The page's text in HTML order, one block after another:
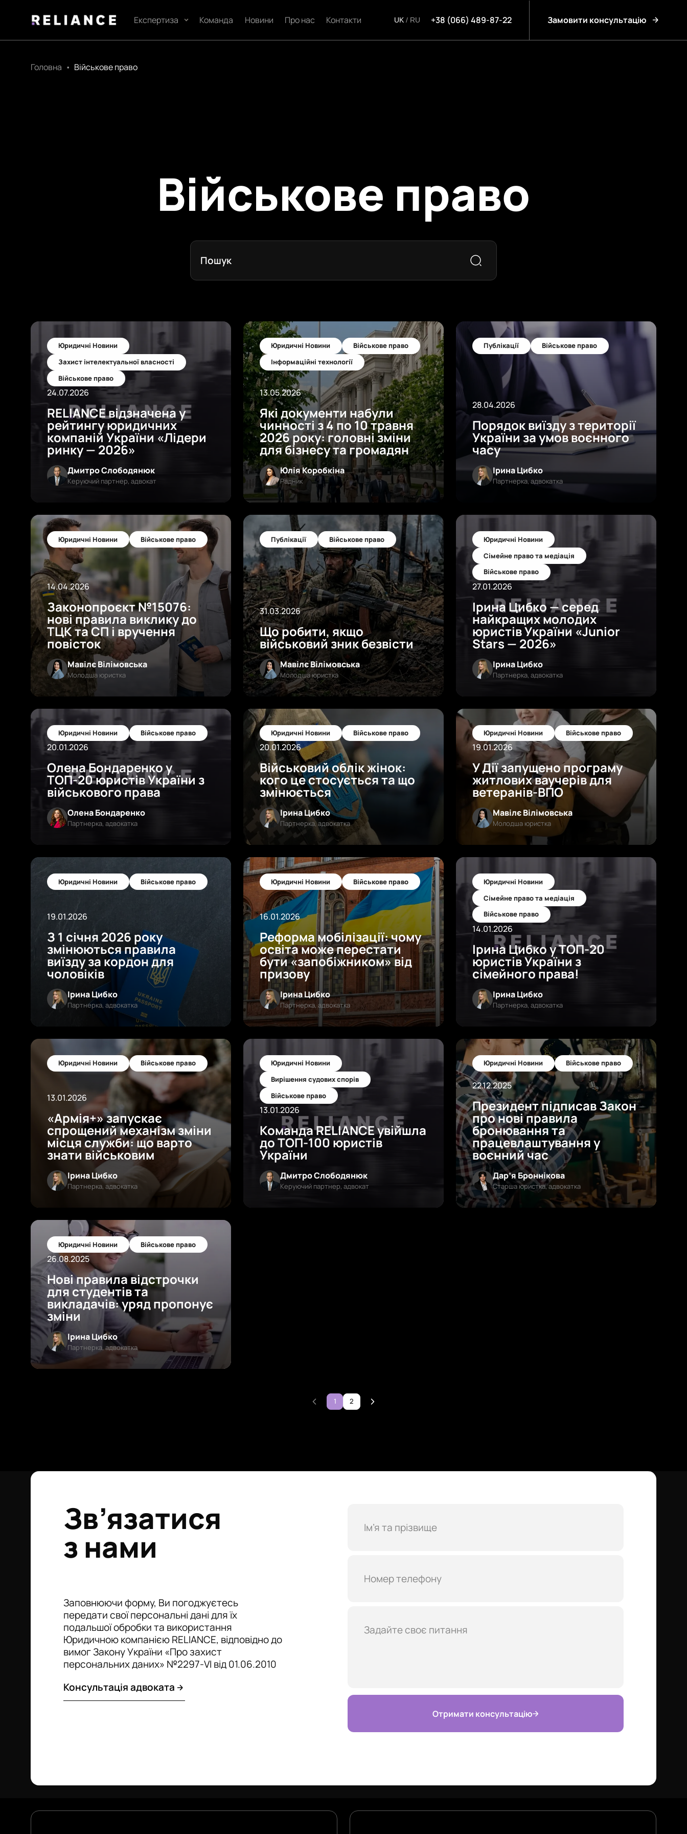
Експертиза Команда Новини Про нас Контакти UK / RU +38 (066) 489-87-22 Замовити консультацію
Головна • Військове право
Військове право
Пошук:
Юридичні Новини
Захист інтелектуальної власності
Військове право
24.07.2026
RELIANCE відзначена у
рейтингу юридичних
компаній України «Лідери
ринку — 2026»
Дмитро Слободянюк
Керуючий партнер, адвокат
Юридичні Новини
Військове право
Інформаційні технології
13.05.2026
Які документи набули
чинності з 4 по 10 травня
2026 року: головні зміни
для бізнесу та громадян
Юлія Коробкіна
Радник
Публікації Військове право
28.04.2026
Порядок виїзду з території
України за умов воєнного
часу
Ірина Цибко
Партнерка, адвокатка
Юридичні Новини Військове право
14.04.2026
Законопроєкт №15076:
нові правила виклику до
ТЦК та СП і вручення
повісток
Мавілє Вілімовська
Молодша юристка
Публікації Військове право
31.03.2026
Що робити, якщо
військовий зник безвісти
Мавілє Вілімовська
Молодша юристка
Юридичні Новини
Сімейне право та медіація
Військове право
27.01.2026
Ірина Цибко — серед
найкращих молодих
юристів України «Junior
Stars — 2026»
Ірина Цибко
Партнерка, адвокатка
Юридичні Новини Військове право
20.01.2026
Олена Бондаренко у
ТОП-20 юристів України з
військового права
Олена Бондаренко
Партнерка, адвокатка
Юридичні Новини Військове право
20.01.2026
Військовий облік жінок:
кого це стосується та що
змінюється
Ірина Цибко
Партнерка, адвокатка
Юридичні Новини Військове право
19.01.2026
У Дії запущено програму
житлових ваучерів для
ветеранів-ВПО
Мавілє Вілімовська
Молодша юристка
Юридичні Новини Військове право
19.01.2026
З 1 січня 2026 року
змінюються правила
виїзду за кордон для
чоловіків
Ірина Цибко
Партнерка, адвокатка
Юридичні Новини Військове право
16.01.2026
Реформа мобілізації: чому
освіта може перестати
бути «запобіжником» від
призову
Ірина Цибко
Партнерка, адвокатка
Юридичні Новини
Сімейне право та медіація
Військове право
14.01.2026
Ірина Цибко у ТОП-20
юристів України з
сімейного права!
Ірина Цибко
Партнерка, адвокатка
Юридичні Новини Військове право
13.01.2026
«Армія+» запускає
спрощений механізм зміни
місця служби: що варто
знати військовим
Ірина Цибко
Партнерка, адвокатка
Юридичні Новини
Вирішення судових спорів
Військове право
13.01.2026
Команда RELIANCE увійшла
до ТОП-100 юристів
України
Дмитро Слободянюк
Керуючий партнер, адвокат
Юридичні Новини Військове право
22.12.2025
Президент підписав Закон
про нові правила
бронювання та
працевлаштування у
воєнний час
Дар’я Броннікова
Старша юристка, адвокатка
Юридичні Новини Військове право
26.08.2025
Нові правила відстрочки
для студентів та
викладачів: уряд пропонує
зміни
Ірина Цибко
Партнерка, адвокатка
1 2
Зв’язатися
з нами
Заповнюючи форму, Ви погоджуєтесь
передати свої персональні дані для їх
подальшої обробки та використання
Юридичною компанією RELIANCE, відповідно до
вимог Закону України «Про захист
персональних даних» №2297-VI від 01.06.2010
Консультація адвоката
Отримати консультацію